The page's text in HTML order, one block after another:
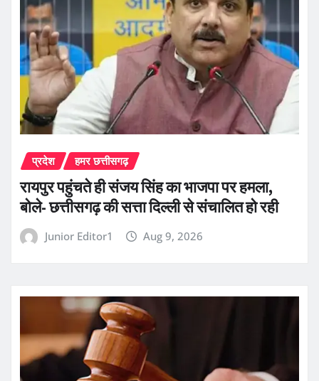
प्रदेश हमर छत्तीसगढ़
रायपुर पहुंचते ही संजय सिंह का भाजपा पर हमला,
बोले- छत्तीसगढ़ की सत्ता दिल्ली से संचालित हो रही
Junior Editor1 Aug 9, 2026